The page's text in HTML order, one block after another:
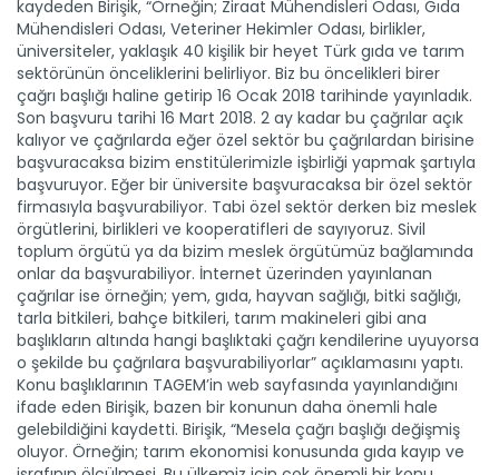
kaydeden Birişik, “Örneğin; Ziraat Mühendisleri Odası, Gıda
Mühendisleri Odası, Veteriner Hekimler Odası, birlikler,
üniversiteler, yaklaşık 40 kişilik bir heyet Türk gıda ve tarım
sektörünün önceliklerini belirliyor. Biz bu öncelikleri birer
çağrı başlığı haline getirip 16 Ocak 2018 tarihinde yayınladık.
Son başvuru tarihi 16 Mart 2018. 2 ay kadar bu çağrılar açık
kalıyor ve çağrılarda eğer özel sektör bu çağrılardan birisine
başvuracaksa bizim enstitülerimizle işbirliği yapmak şartıyla
başvuruyor. Eğer bir üniversite başvuracaksa bir özel sektör
firmasıyla başvurabiliyor. Tabi özel sektör derken biz meslek
örgütlerini, birlikleri ve kooperatifleri de sayıyoruz. Sivil
toplum örgütü ya da bizim meslek örgütümüz bağlamında
onlar da başvurabiliyor. İnternet üzerinden yayınlanan
çağrılar ise örneğin; yem, gıda, hayvan sağlığı, bitki sağlığı,
tarla bitkileri, bahçe bitkileri, tarım makineleri gibi ana
başlıkların altında hangi başlıktaki çağrı kendilerine uyuyorsa
o şekilde bu çağrılara başvurabiliyorlar” açıklamasını yaptı.
Konu başlıklarının TAGEM’in web sayfasında yayınlandığını
ifade eden Birişik, bazen bir konunun daha önemli hale
gelebildiğini kaydetti. Birişik, “Mesela çağrı başlığı değişmiş
oluyor. Örneğin; tarım ekonomisi konusunda gıda kayıp ve